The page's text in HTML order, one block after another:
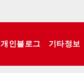
개인블로그 기타정보